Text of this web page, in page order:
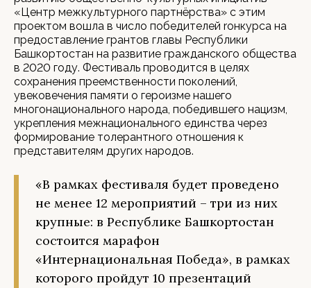
«Центр межкультурного партнёрства» с этим
проектом вошла в число победителей rонкурса на
предоставление грантов главы Республики
Башкортостан на развитие гражданского общества
в 2020 году. Фестиваль проводится в целях
сохранения преемственности поколений,
увековечения памяти о героизме нашего
многонационального народа, победившего нацизм,
укрепления межнационального единства через
формирование толерантного отношения к
представителям других народов.
«В рамках фестиваля будет проведено
не менее 12 мероприятий – три из них
крупные: в Республике Башкортостан
состоится марафон
«Интернациональная Победа», в рамках
которого пройдут 10 презентаций